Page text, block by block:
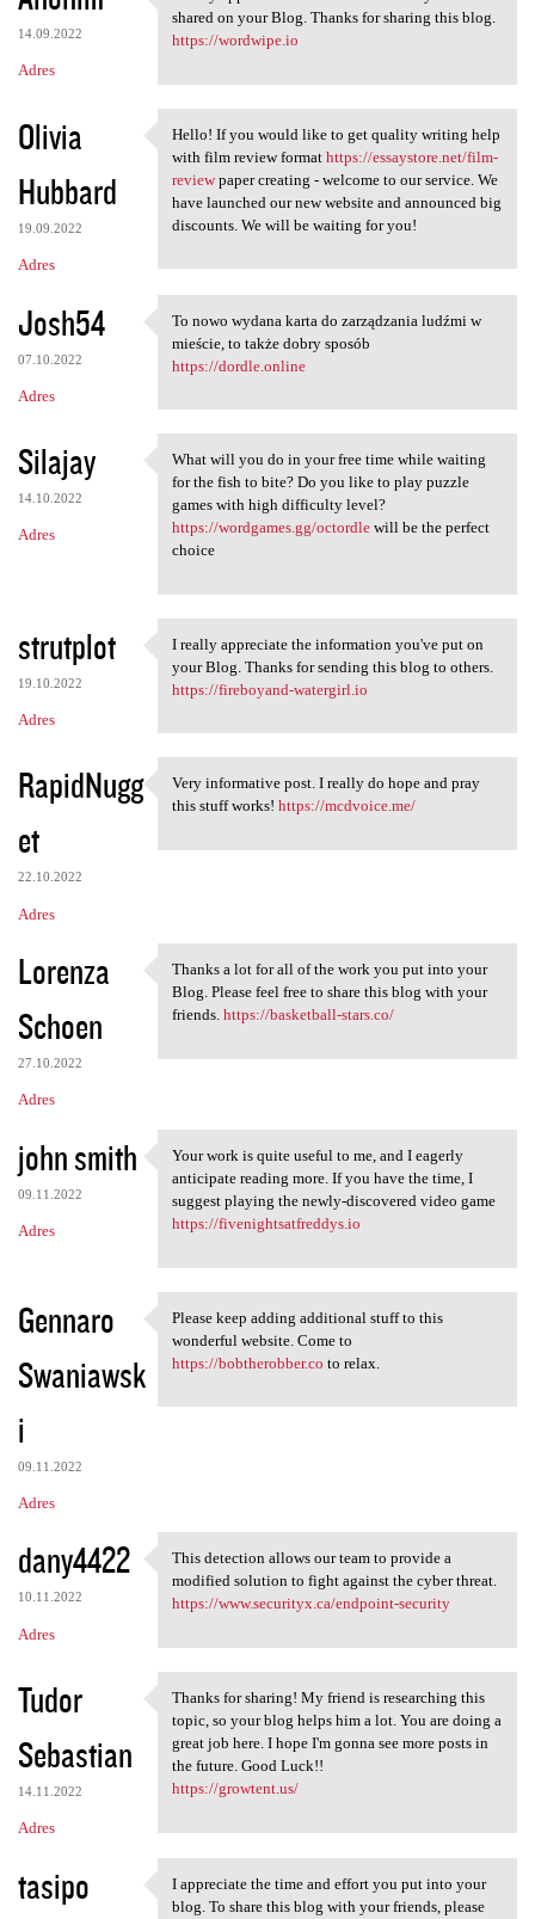
14.09.2022
Adres
I really appreciate the
shared on your Blog. Thanks for sharing this blog.
https://wordwipe.io
Olivia
Hubbard
19.09.2022
Adres
Hello! If you would like to
Hello! If you would like to get quality writing help
with film review format https://essaystore.net/film-
reviewpaper creating - welcome to our service. We
have launched our new website and announced big
discounts. We will be waiting for you!
Josh54
07.10.2022
Adres
To nowo wydana karta do
To nowo wydana karta do zarządzania ludźmi w
mieście, to także dobry sposób
https://dordle.online
Silajay
14.10.2022
Adres
What will you do in your free
What will you do in your free time while waiting
for the fish to bite? Do you like to play puzzle
games with high difficulty level?
https://wordgames.gg/octordlewill be the perfect
choice
strutplot
19.10.2022
Adres
I really appreciate the
I really appreciate the information you've put on
your Blog. Thanks for sending this blog to others.
https://fireboyand-watergirl.io
RapidNugg
et
22.10.2022
Adres
Very informative post. I
Very informative post. I really do hope and pray
this stuff works! https://mcdvoice.me/
Lorenza
Schoen
27.10.2022
Adres
Thanks a lot for all of the
Thanks a lot for all of the work you put into your
Blog. Please feel free to share this blog with your
friends. https://basketball-stars.co/
john smith
09.11.2022
Adres
Your work is quite useful to
Your work is quite useful to me, and I eagerly
anticipate reading more. If you have the time, I
suggest playing the newly-discovered video game
https://fivenightsatfreddys.io
Gennaro
Swaniawsk
i
09.11.2022
Adres
Please keep adding additional
Please keep adding additional stuff to this
wonderful website. Come to
https://bobtherobber.co to relax.
dany4422
10.11.2022
Adres
This detection allows our
This detection allows our team to provide a
modified solution to fight against the cyber threat.
https://www.securityx.ca/endpoint-security
Tudor
Sebastian
14.11.2022
Adres
Thanks for sharing! My friend
Thanks for sharing! My friend is researching this
topic, so your blog helps him a lot. You are doing a
great job here. I hope I'm gonna see more posts in
the future. Good Luck!!
https://growtent.us/
tasipo
I appreciate the time and
I appreciate the time and effort you put into your
blog. To share this blog with your friends, please